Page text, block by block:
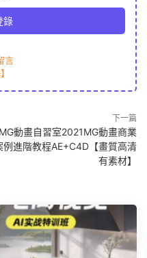
錄
言
下一篇
MG動畫自習室2021MG動畫商業
例進階教程AE+C4D【畫質高清
有素材】